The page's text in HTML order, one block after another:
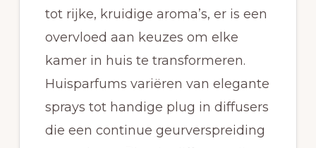
tot rijke, kruidige aroma’s, er is een
overvloed aan keuzes om elke
kamer in huis te transformeren.
Huisparfums variëren van elegante
sprays tot handige plug in diffusers
die een continue geurverspreiding